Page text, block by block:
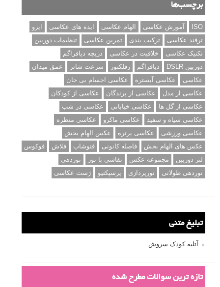
برچسب‌ها
ISO آموزش عکاسی الهام عکاسی ایده های عکاسی
ایزو
ترفند عکاسی
ترکیب بندی تمرین عکاسی
تنظیمات دوربین
تکنیک عکاسی
خلاقیت در عکاسی
دریچه دیافراگم
دوربین DSLR
دیافراگم رفلکتور سرعت شاتر
عمق میدان
عکاسی
عکاسی آبستره
عکاسی اجسام بی جان
عکاسی از مدل
عکاسی از پرندگان
عکاسی از کودکان
عکاسی از گل ها
عکاسی خیابانی
عکاسی در شب
عکاسی سیاه و سفید
عکاسی ماکرو
عکاسی منظره
عکاسی ورزشی
عکاسی پرتره
عکس الهام بخش
عکس های الهام بخش
فاصله کانونی فتوشاپ فلاش
فوکوس
لنز دوربین
مجموعه عکس نقاشی با نور
نوردهی
نوردهی طولانی
نورپردازی پرسپکتیو ژست عکاسی
تبلیغ متنی
آتلیه کودک سروش
تازه ترین سوالات مطرح شده